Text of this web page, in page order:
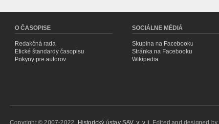
O ČASOPISE
Redakčná rada
Etické štandardy časopisu
Pokyny pre autorov
SOCIÁLNE MÉDIÁ
Skupina na Facebooku
Stránka na Facebooku
Wikipedia